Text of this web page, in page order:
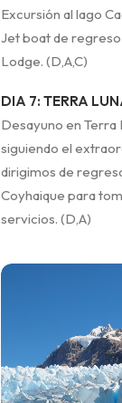
Excursión al lago
Jet boat de
Lodge. (D,A,C)
DIA 7: TERRA
Desayuno en Terra
siguiendo el
dirigimos de
Coyhaique para
servicios. (D,A)